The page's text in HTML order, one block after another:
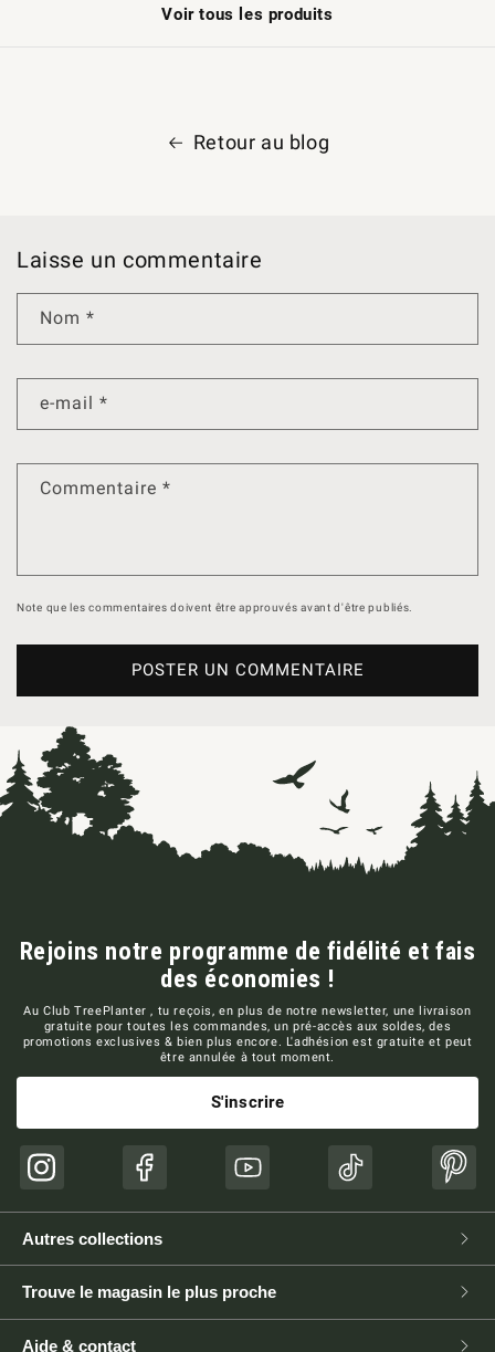
Voir tous les produits
Retour au blog
Laisse un commentaire
Nom *
e-mail *
Commentaire *
Note que les commentaires doivent être approuvés avant d'être publiés.
Rejoins notre programme de fidélité et fais
des économies !
Au Club TreePlanter , tu reçois, en plus de notre newsletter, une livraison
gratuite pour toutes les commandes, un pré-accès aux soldes, des
promotions exclusives & bien plus encore. L'adhésion est gratuite et peut
être annulée à tout moment.
S'inscrire
Instagram Facebook YouTube TikTok
Autres collections
Trouve le magasin le plus proche
Aide & contact